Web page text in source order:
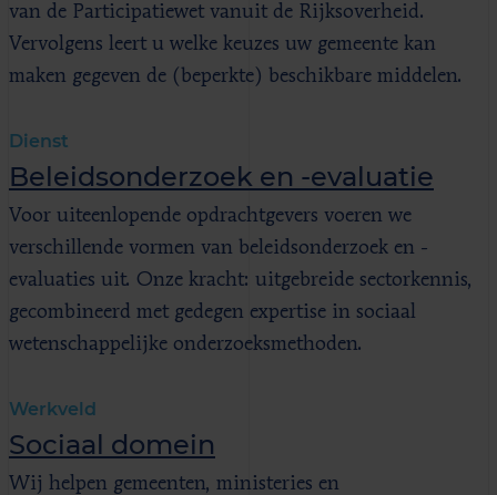
van de Participatiewet vanuit de Rijksoverheid.
Vervolgens leert u welke keuzes uw gemeente kan
maken gegeven de (beperkte) beschikbare middelen.
Dienst
Beleidsonderzoek en -evaluatie
Voor uiteenlopende opdrachtgevers voeren we
verschillende vormen van beleidsonderzoek en -
evaluaties uit. Onze kracht: uitgebreide sectorkennis,
gecombineerd met gedegen expertise in sociaal
wetenschappelijke onderzoeksmethoden.
Werkveld
Sociaal domein
Wij helpen gemeenten, ministeries en